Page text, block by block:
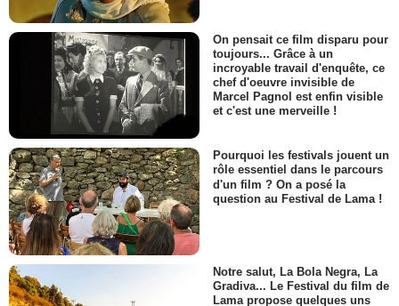
On pensait ce film disparu pour
toujours... Grâce à un
incroyable travail d'enquête, ce
chef d'oeuvre invisible de
Marcel Pagnol est enfin visible
et c'est une merveille !
Pourquoi les festivals jouent un
rôle essentiel dans le parcours
d'un film ? On a posé la
question au Festival de Lama !
Notre salut, La Bola Negra, La
Gradiva... Le Festival du film de
Lama propose quelques uns